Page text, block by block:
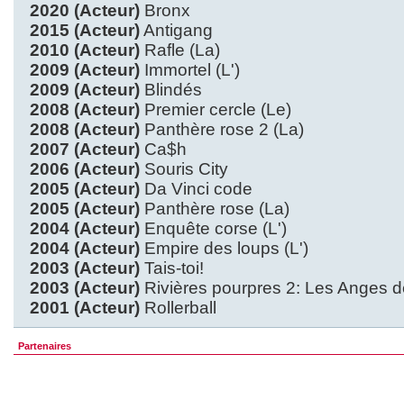
2020 (Acteur) Bronx
2015 (Acteur)Antigang
2010 (Acteur) Rafle (La)
2009 (Acteur) Immortel (L')
2009 (Acteur) Blindés
2008 (Acteur) Premier cercle (Le)
2008 (Acteur) Panthère rose 2 (La)
2007 (Acteur) Ca$h
2006 (Acteur) Souris City
2005 (Acteur) Da Vinci code
2005 (Acteur) Panthère rose (La)
2004 (Acteur) Enquête corse (L')
2004 (Acteur) Empire des loups (L')
2003 (Acteur) Tais-toi!
2003 (Acteur) Rivières pourpres 2: Les Anges
2001 (Acteur) Rollerball
Partenaires